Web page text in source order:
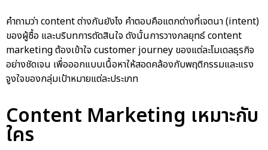
คำถามว่า content ต่างกันยังไง คำตอบคือแตกต่างที่เจตนา (intent)
ของผู้ซื้อ และบริบทการตัดสินใจ ดังนั้นการวางกลยุทธ์ content
marketing ต้องเข้าใจ customer journey ของแต่ละโมเดลธุรกิจ
อย่างชัดเจน เพื่อออกแบบเนื้อหาให้สอดคล้องกับพฤติกรรมและแรง
จูงใจของกลุ่มเป้าหมายแต่ละประเภท
Content Marketing เหมาะกับ
ใคร